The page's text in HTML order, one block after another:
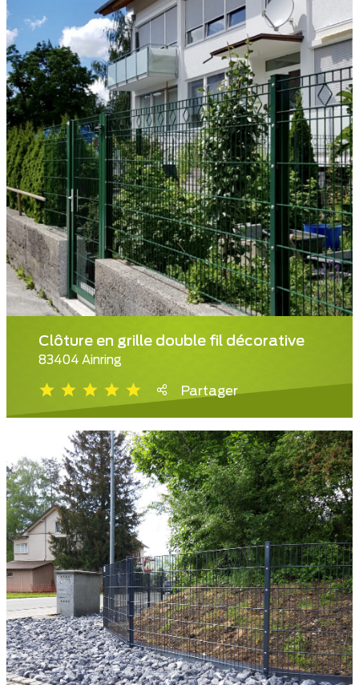
Clôture en grille double fil décorative
83404 Ainring
Partager